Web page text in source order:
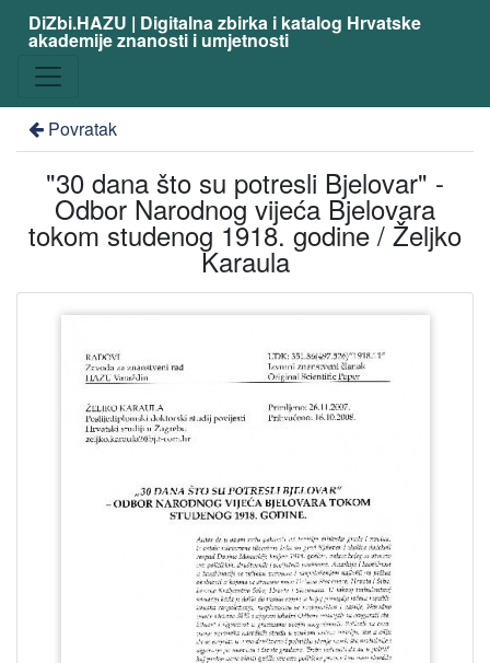
DiZbi.HAZU | Digitalna zbirka i katalog Hrvatske
akademije znanosti i umjetnosti
Povratak
"30 dana što su potresli Bjelovar" -
Odbor Narodnog vijeća Bjelovara
tokom studenog 1918. godine / Željko
Karaula